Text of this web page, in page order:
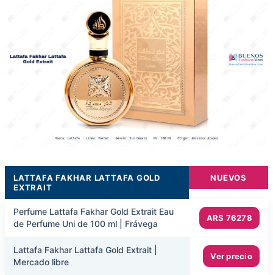
LATTAFA FAKHAR LATTAFA GOLD
EXTRAIT
NUEVOS
Perfume Lattafa Fakhar Gold Extrait Eau
de Perfume Uni de 100 ml | Frávega
ARS 76278
Lattafa Fakhar Lattafa Gold Extrait |
Mercado libre
Ver precio